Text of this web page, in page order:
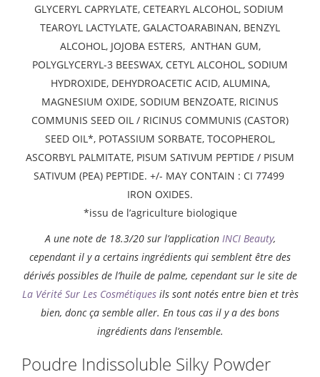
GLYCERYL CAPRYLATE, CETEARYL ALCOHOL, SODIUM
TEAROYL LACTYLATE, GALACTOARABINAN, BENZYL
ALCOHOL, JOJOBA ESTERS, ANTHAN GUM,
POLYGLYCERYL-3 BEESWAX, CETYL ALCOHOL, SODIUM
HYDROXIDE, DEHYDROACETIC ACID, ALUMINA,
MAGNESIUM OXIDE, SODIUM BENZOATE, RICINUS
COMMUNIS SEED OIL / RICINUS COMMUNIS (CASTOR)
SEED OIL*, POTASSIUM SORBATE, TOCOPHEROL,
ASCORBYL PALMITATE, PISUM SATIVUM PEPTIDE / PISUM
SATIVUM (PEA) PEPTIDE. +/- MAY CONTAIN : CI 77499
IRON OXIDES.
*issu de l’agriculture biologique
A une note de 18.3/20 sur l’application INCI Beauty,
cependant il y a certains ingrédients qui semblent être des
dérivés possibles de l’huile de palme, cependant sur le site de
La Vérité Sur Les Cosmétiquesils sont notés entre bien et très
bien, donc ça semble aller. En tous cas il y a des bons
ingrédients dans l’ensemble.
Poudre Indissoluble Silky Powder